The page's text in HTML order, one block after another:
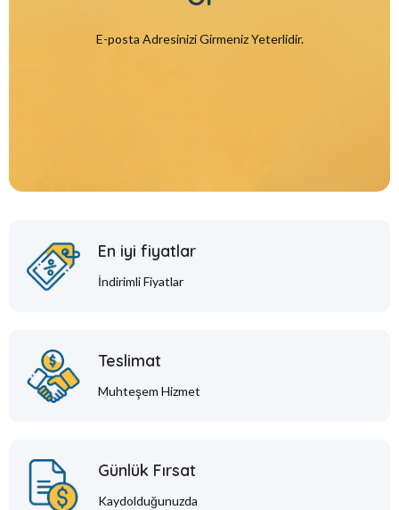
E-posta Adresinizi Girmeniz Yeterlidir.
En iyi fiyatlar
İndirimli Fiyatlar
Teslimat
Muhteşem Hizmet
Günlük Fırsat
Kaydolduğunuzda